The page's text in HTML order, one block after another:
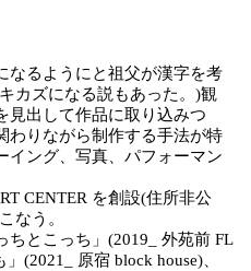
なるようにと祖父が漢字を考
カズになる説もあった。)観
見出して作品に取り込みつ
わりながら制作する手法が特
イング、写真、パフォーマン
CENTER を創設(住所非公
なう。
とこっち」(2019_ 外苑前 FL
(2021_ 原宿 block house)、